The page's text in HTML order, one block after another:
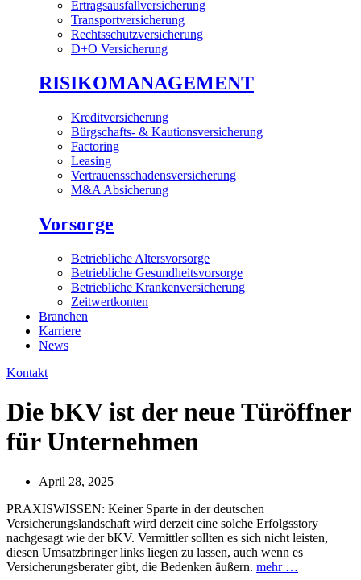
Ertragsausfallversicherung
Transportversicherung
Rechtsschutzversicherung
D+O Versicherung
RISIKOMANAGEMENT
Kreditversicherung
Bürgschafts- & Kautionsversicherung
Factoring
Leasing
Vertrauensschadensversicherung
M&A Absicherung
Vorsorge
Betriebliche Altersvorsorge
Betriebliche Gesundheitsvorsorge
Betriebliche Krankenversicherung
Zeitwertkonten
Branchen
Karriere
News
Kontakt
Die bKV ist der neue Türöffner
für Unternehmen
April 28, 2025
PRAXISWISSEN: Keiner Sparte in der deutschen
Versicherungslandschaft wird derzeit eine solche Erfolgsstory
nachgesagt wie der bKV. Vermittler sollten es sich nicht leisten,
diesen Umsatzbringer links liegen zu lassen, auch wenn es
Versicherungsberater gibt, die Bedenken äußern. mehr …